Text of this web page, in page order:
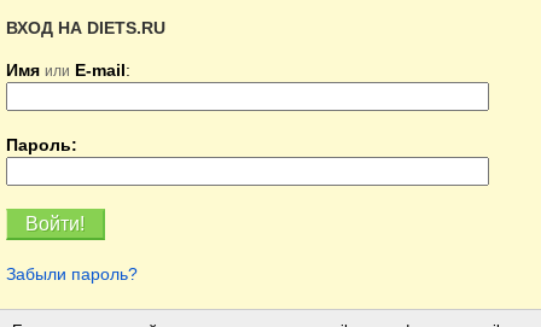
ВХОД НА DIETS.RU
Имя или E-mail:
Пароль:
Забыли пароль?